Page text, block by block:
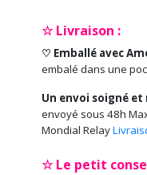
☆ Livraison :
♡ Emballé avec
embalé dans une
Un envoi soigné et
envoyé sous 48h
Mondial Relay
☆ Le petit